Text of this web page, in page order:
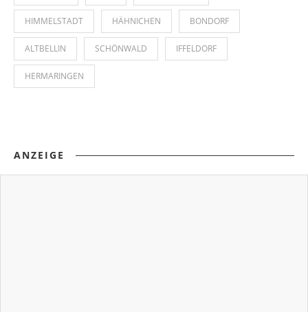
HIMMELSTADT HÄHNICHEN BONDORF
ALTBELLIN SCHÖNWALD IFFELDORF
HERMARINGEN
ANZEIGE